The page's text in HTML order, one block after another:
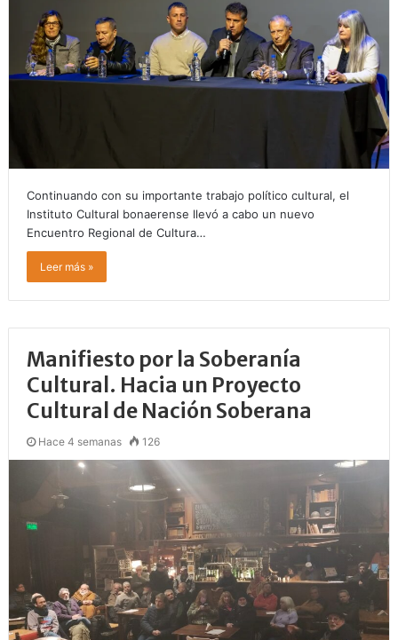
Continuando con su importante trabajo político cultural, el
Instituto Cultural bonaerense llevó a cabo un nuevo
Encuentro Regional de Cultura…
Leer más »
Manifiesto por la Soberanía
Cultural. Hacia un Proyecto
Cultural de Nación Soberana
Hace 4 semanas 126